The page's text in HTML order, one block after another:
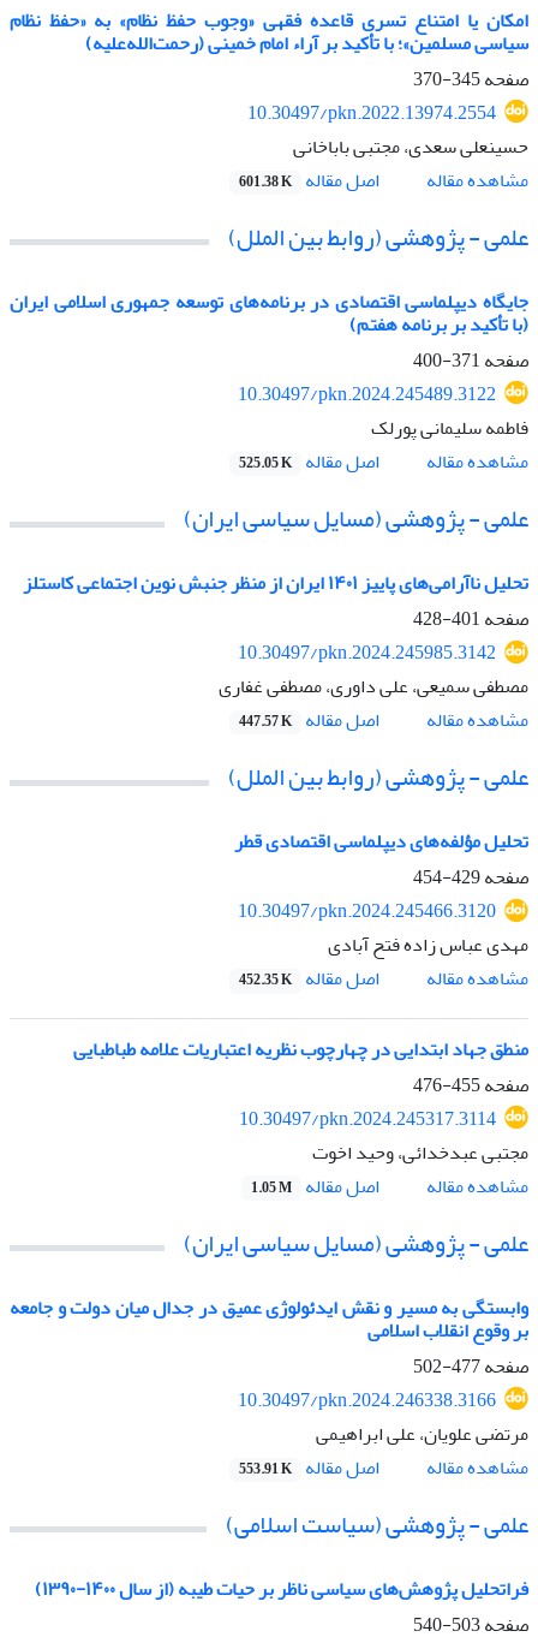
امکان یا امتناع تسری قاعده فقهی «وجوب حفظ نظام» به «حفظ نظام
سیاسی مسلمین»؛ با تأکید بر آراء امام خمینی (رحمت‌الله‌علیه)
صفحه345-370
10.30497/pkn.2022.13974.2554
حسینعلی سعدی، مجتبی باباخانی
مشاهده مقاله
اصل مقاله 601.38 K
علمی - پژوهشی (روابط بین الملل)
جایگاه دیپلماسی اقتصادی در برنامه‌های توسعه جمهوری اسلامی ایران
(با تأکید بر برنامه هفتم)
صفحه371-400
10.30497/pkn.2024.245489.3122
فاطمه سلیمانی پورلک
مشاهده مقاله
اصل مقاله 525.05 K
علمی - پژوهشی (مسایل سیاسی ایران)
تحلیل ناآرامی‌های پاییز ۱۴۰۱ ایران از منظر جنبش‌ نوین اجتماعی کاستلز
صفحه401-428
10.30497/pkn.2024.245985.3142
مصطفی سمیعی، علی داوری، مصطفی غفاری
مشاهده مقاله
اصل مقاله 447.57 K
علمی - پژوهشی (روابط بین الملل)
تحلیل مؤلفه‌های دیپلماسی اقتصادی قطر
صفحه429-454
10.30497/pkn.2024.245466.3120
مهدی عباس زاده فتح آبادی
مشاهده مقاله
اصل مقاله 452.35 K
منطق جهاد ابتدایی در چهارچوب نظریه اعتباریات علامه طباطبایی
صفحه455-476
10.30497/pkn.2024.245317.3114
مجتبی عبدخدائی، وحید اخوت
مشاهده مقاله
اصل مقاله 1.05 M
علمی - پژوهشی (مسایل سیاسی ایران)
وابستگی به مسیر و نقش ایدئولوژی عمیق در جدال میان دولت و جامعه
بر وقوع انقلاب اسلامی
صفحه477-502
10.30497/pkn.2024.246338.3166
مرتضی علویان، علی ابراهیمی
مشاهده مقاله
اصل مقاله 553.91 K
علمی - پژوهشی (سیاست اسلامی)
فراتحلیل پژوهش‌های سیاسی ناظر بر حیات طیبه (از سال ۱۴۰۰-۱۳۹۰)
صفحه503-540